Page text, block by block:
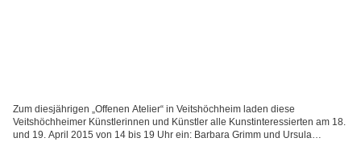
Zum diesjährigen „Offenen Atelier“ in Veitshöchheim laden diese
Veitshöchheimer Künstlerinnen und Künstler alle Kunstinteressierten am 18.
und 19. April 2015 von 14 bis 19 Uhr ein: Barbara Grimm und Ursula